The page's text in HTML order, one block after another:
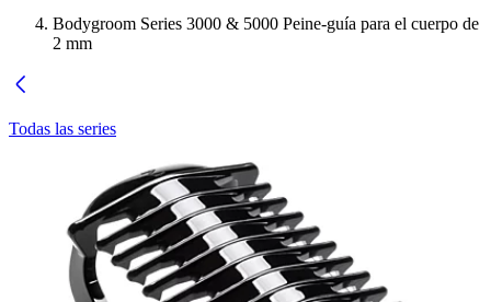
Bodygroom Series 3000 & 5000 Peine-guía para el cuerpo de
2 mm
Todas las series